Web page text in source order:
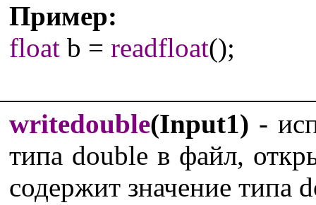
Пример:
float b = readfloat();
writedouble(Input1) -
типа double в файл,
содержит значение типа